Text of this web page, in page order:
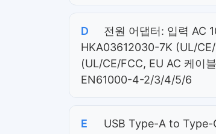
D
전원 어댑터: 입력 AC
HKA03612030-7K (UL/
(UL/CE/FCC, EU AC 케이
EN61000-4-2/3/4/5/6
E
USB Type-A to Type-